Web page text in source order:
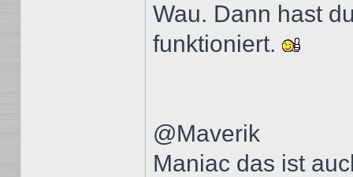
Wau. Dann hast
funktioniert.
@Maverik
Maniac das ist